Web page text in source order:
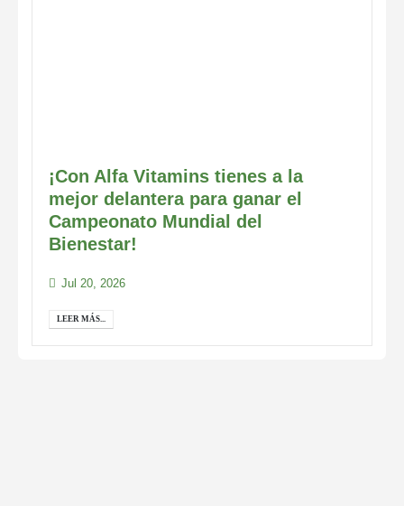
¡Con Alfa Vitamins tienes a la
mejor delantera para ganar el
Campeonato Mundial del
Bienestar!
Jul 20, 2026
LEER MÁS...